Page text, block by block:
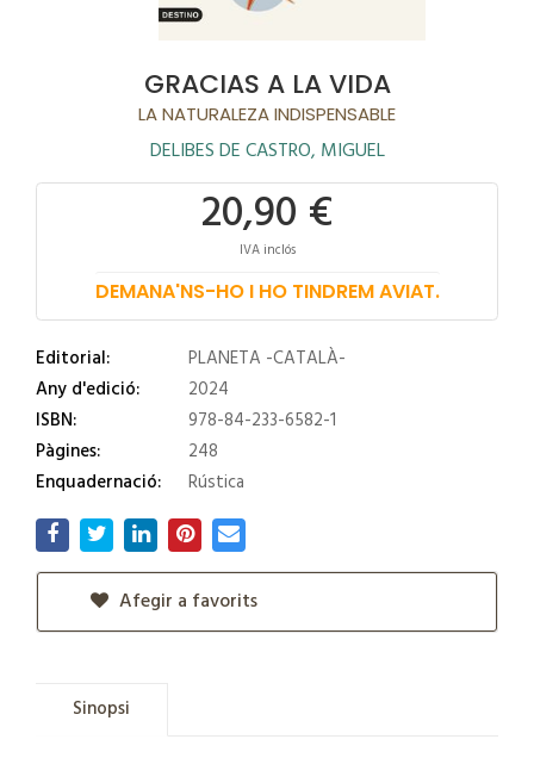
GRACIAS A LA VIDA
LA NATURALEZA INDISPENSABLE
DELIBES DE CASTRO, MIGUEL
20,90 €
IVA inclós
DEMANA'NS-HO I HO TINDREM AVIAT.
Editorial:
PLANETA -CATALÀ-
Any d'edició:
2024
ISBN:
978-84-233-6582-1
Pàgines:
248
Enquadernació:
Rústica
Afegir a favorits
Sinopsi